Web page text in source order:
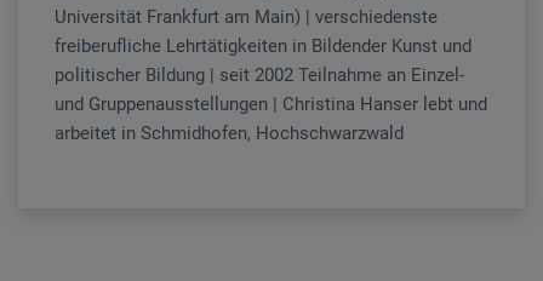
Universität Frankfurt am Main) | verschiedenste
freiberufliche Lehrtätigkeiten in Bildender Kunst und
politischer Bildung | seit 2002 Teilnahme an Einzel-
und Gruppenausstellungen | Christina Hanser lebt und
arbeitet in Schmidhofen, Hochschwarzwald